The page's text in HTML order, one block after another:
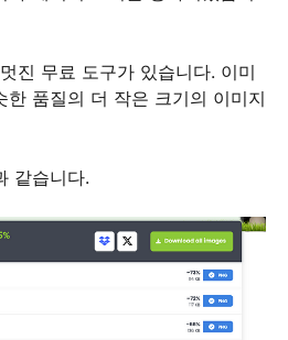
진 무료 도구가 있습니다. 이미
한 품질의 더 작은 크기의 이미지
같습니다.